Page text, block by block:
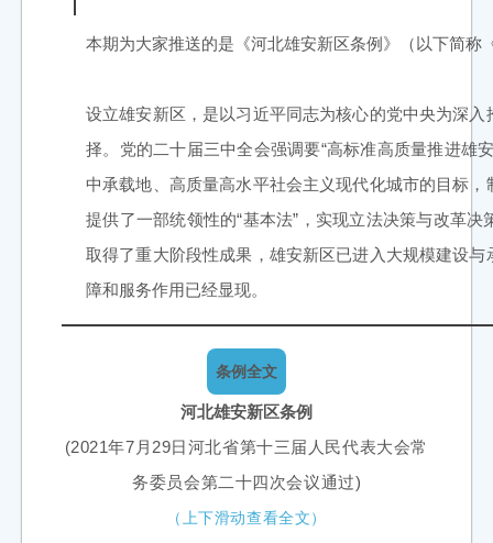
本期为大家推送的是《河北雄安新区条例》（以下简称
设立雄安新区，是以习近平同志为核心的党中央为深
择。党的二十届三中全会强调要“高标准高质量推进雄
中承载地、高质量高水平社会主义现代化城市的目标
提供了一部统领性的“基本法”，实现立法决策与改革
取得了重大阶段性成果，雄安新区已进入大规模建设
障和服务作用已经显现。
条例全文
河北雄安新区条例
(2021年7月29日河北省第十三届人民代表大会常
务委员会第二十四次会议通过)
（上下滑动查看全文）